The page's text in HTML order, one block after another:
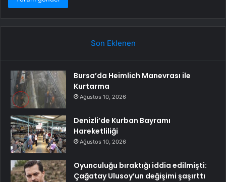
Son Eklenen
Bursa’da Heimlich Manevrası ile
Kurtarma
Ağustos 10, 2026
Denizli’de Kurban Bayramı
Hareketliliği
Ağustos 10, 2026
Oyunculuğu bıraktığı iddia edilmişti:
Çağatay Ulusoy’un değişimi şaşırttı